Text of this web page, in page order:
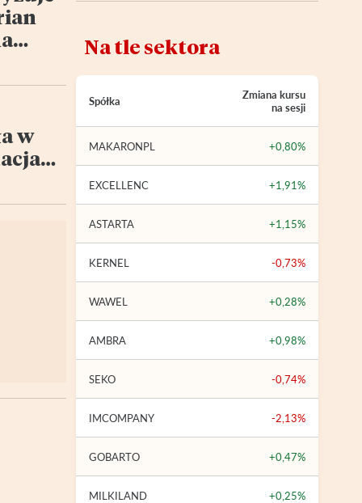
w
Na tle sektora
Spółka
Zmiana kursu
na sesji
MAKARONPL +0,80%
EXCELLENC +1,91%
ASTARTA +1,15%
KERNEL -0,73%
WAWEL +0,28%
AMBRA +0,98%
SEKO -0,74%
IMCOMPANY -2,13%
GOBARTO +0,47%
MILKILAND +0,25%